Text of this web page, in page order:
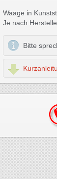
Waage in
Je nach
Bitte